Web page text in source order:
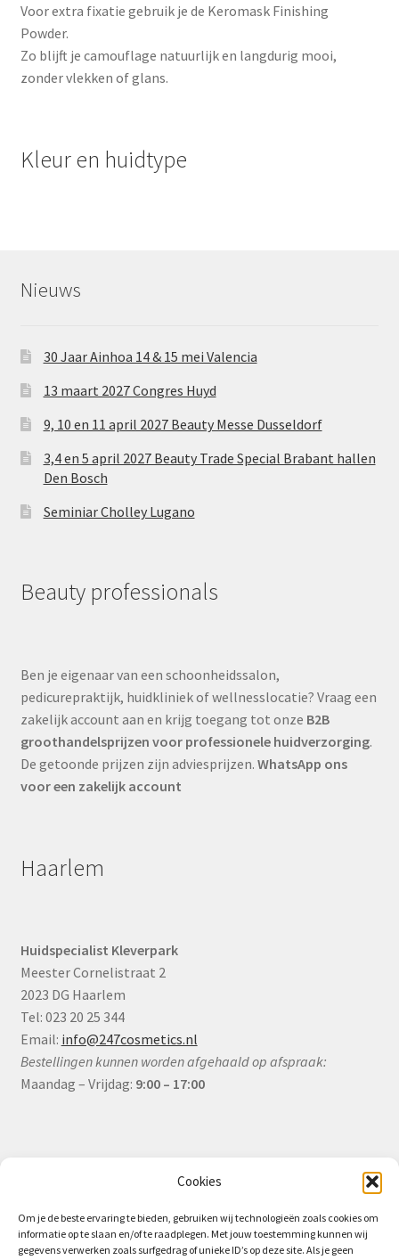
Cookies
Om je de beste ervaring te bieden, gebruiken wij technologieën zoals cookies om
informatie op te slaan en/of te raadplegen. Met jouw toestemming kunnen wij
gegevens verwerken zoals surfgedrag of unieke ID’s op deze site. Als je geen
Voor extra fixatie gebruik je de Keromask Finishing
Powder.
Zo blijft je camouflage natuurlijk en langdurig mooi,
zonder vlekken of glans.
Kleur en huidtype
Nieuws
30 Jaar Ainhoa 14 & 15 mei Valencia
13 maart 2027 Congres Huyd
9, 10 en 11 april 2027 Beauty Messe Dusseldorf
3,4 en 5 april 2027 Beauty Trade Special Brabant hallen
Den Bosch
Seminiar Cholley Lugano
Beauty professionals
Ben je eigenaar van een schoonheidssalon,
pedicurepraktijk, huidkliniek of wellnesslocatie? Vraag een
zakelijk account aan en krijg toegang tot onze B2B
groothandelsprijzen voor professionele huidverzorging.
De getoonde prijzen zijn adviesprijzen. WhatsApp ons
voor een zakelijk account
Haarlem
Huidspecialist Kleverpark
Meester Cornelistraat 2
2023 DG Haarlem
Tel: 023 20 25 344
Email: info@247cosmetics.nl
Bestellingen kunnen worden afgehaald op afspraak:
Maandag – Vrijdag: 9:00 – 17:00
Algemene Voorwaarden (B2B)